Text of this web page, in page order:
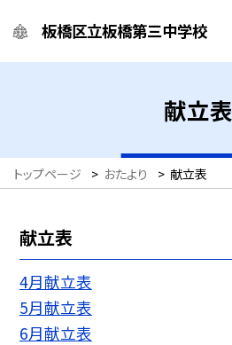
板橋区立板橋第三中学校
献立表
トップページ > おたより > 献立表
献立表
4月献立表
5月献立表
6月献立表